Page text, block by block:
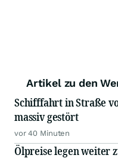
Artikel zu den
Schifffahrt in Straße
massiv gestört
vor 40 Minuten
Ölpreise legen weiter